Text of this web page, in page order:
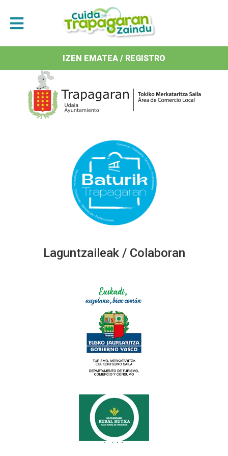
Antolatzaileak / Organizan
Laguntzaileak / Colaboran
IZEN EMATEA / REGISTRO